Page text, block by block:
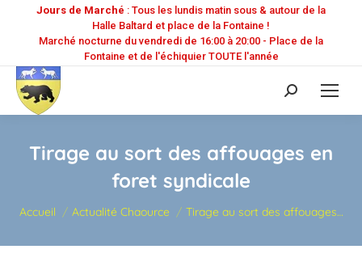
Jours de Marché : Tous les lundis matin sous & autour de la
Halle Baltard et place de la Fontaine !
Marché nocturne du vendredi de 16:00 à 20:00 - Place de la
Fontaine et de l'échiquier TOUTE l'année
Recherche
:
Tirage au sort des affouages en
foret syndicale
Vous êtes ici :
Accueil Actualité Chaource Tirage au sort des affouages…